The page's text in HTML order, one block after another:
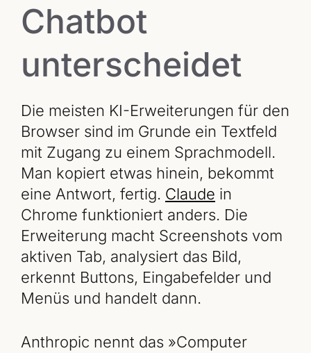
Chatbot
unterscheidet
Die meisten KI-Erweiterungen für den
Browser sind im Grunde ein Textfeld
mit Zugang zu einem Sprachmodell.
Man kopiert etwas hinein, bekommt
eine Antwort, fertig. Claude in
Chrome funktioniert anders. Die
Erweiterung macht Screenshots vom
aktiven Tab, analysiert das Bild,
erkennt Buttons, Eingabefelder und
Menüs und handelt dann.
Anthropic nennt das »Computer